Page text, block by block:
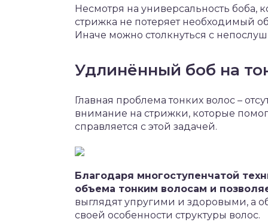
Несмотря на универсальность боба,
стрижка не потеряет необходимый
Иначе можно столкнуться с
Удлинённый боб на
Главная проблема тонких волос –
внимание на стрижки, которые
справляется с этой задачей.
Благодаря многоступенчатой
объема тонким волосам и
выглядят упругими и здоровыми, а
своей особенности структуры волос.